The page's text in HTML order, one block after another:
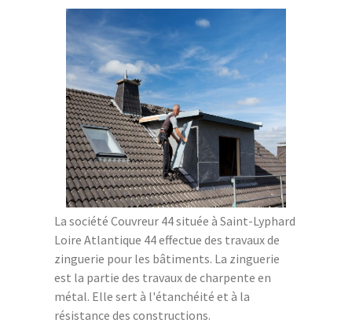
La société Couvreur 44 située à Saint-Lyphard
Loire Atlantique 44 effectue des travaux de
zinguerie pour les bâtiments. La zinguerie
est la partie des travaux de charpente en
métal. Elle sert à l'étanchéité et à la
résistance des constructions.